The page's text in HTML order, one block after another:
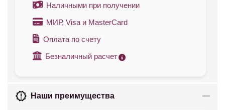
Наличными при получении
МИР, Visa и MasterCard
Оплата по счету
Безналичный расчет
Наши преимущества